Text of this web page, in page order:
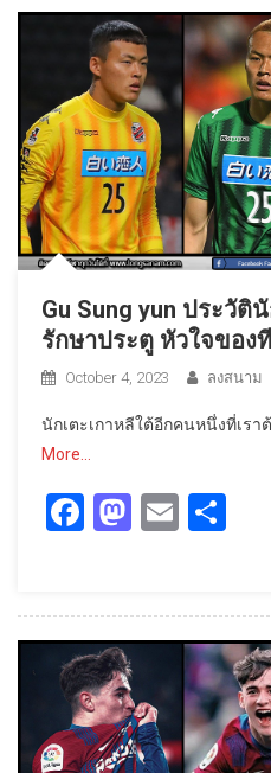
Gu Sung yun ประวั
รักษาประตู หัวใจของ
October 4, 2023 ลงสนาม
นักเตะเกาหลีใต้อีกคนหนึ่งที่เรา
More…
Facebook
Email